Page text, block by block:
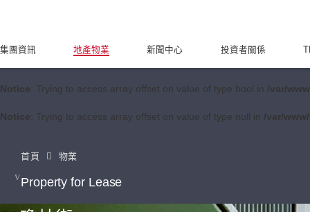
Notice: Trying to access array offset on value of type bool in /var/
Notice: Trying to access array offset on value of type null in /var/
集團資訊 地產物業 新聞中心 投資者關係
首頁 物業
Property for Lease